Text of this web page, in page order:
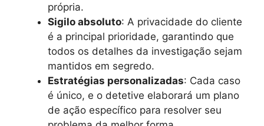
própria.
Sigilo absoluto: A privacidade do cliente
é a principal prioridade, garantindo que
todos os detalhes da investigação sejam
mantidos em segredo.
Estratégias personalizadas: Cada caso
é único, e o detetive elaborará um plano
de ação específico para resolver seu